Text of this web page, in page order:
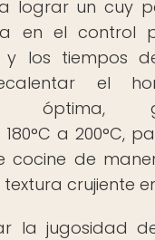
lograr un cuy
en el control
y los tiempos
el
óptima,
a 200°C,
cocine de
crujiente
la jugosidad